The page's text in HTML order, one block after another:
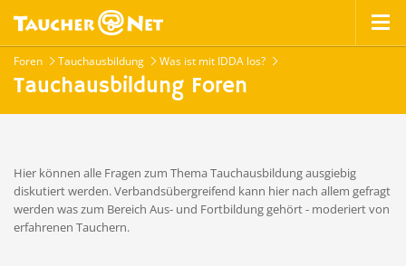
Foren Tauchausbildung Was ist mit IDDA los?
Tauchausbildung Foren
Hier können alle Fragen zum Thema Tauchausbildung ausgiebig
diskutiert werden. Verbandsübergreifend kann hier nach allem gefragt
werden was zum Bereich Aus- und Fortbildung gehört - moderiert von
erfahrenen Tauchern.